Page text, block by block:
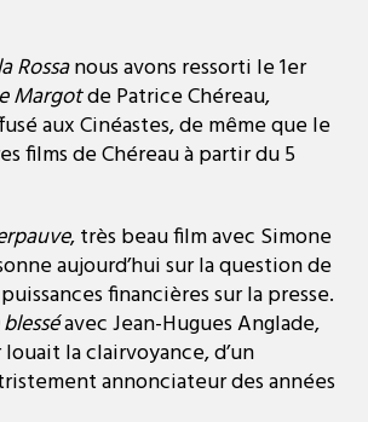
Rossanous avons ressorti le 1er
Margotde Patrice Chéreau,
aux Cinéastes, de même que le
films de Chéreau à partir du 5
, très beau film avec Simone
aujourd’hui sur la question de
financières sur la presse.
avec Jean-Hugues Anglade,
la clairvoyance, d’un
annonciateur des années